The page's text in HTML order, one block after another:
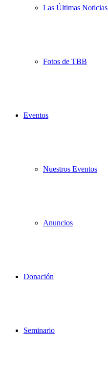
Las Últimas Noticias
Fotos de TBB
Eventos
Nuestros Eventos
Anuncios
Donación
Seminario